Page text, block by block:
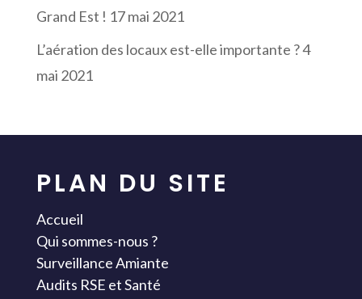
Grand Est ! 17 mai 2021
L’aération des locaux est-elle importante ?4
mai 2021
PLAN DU SITE
Accueil
Qui sommes-nous ?
Surveillance Amiante
Audits RSE et Santé